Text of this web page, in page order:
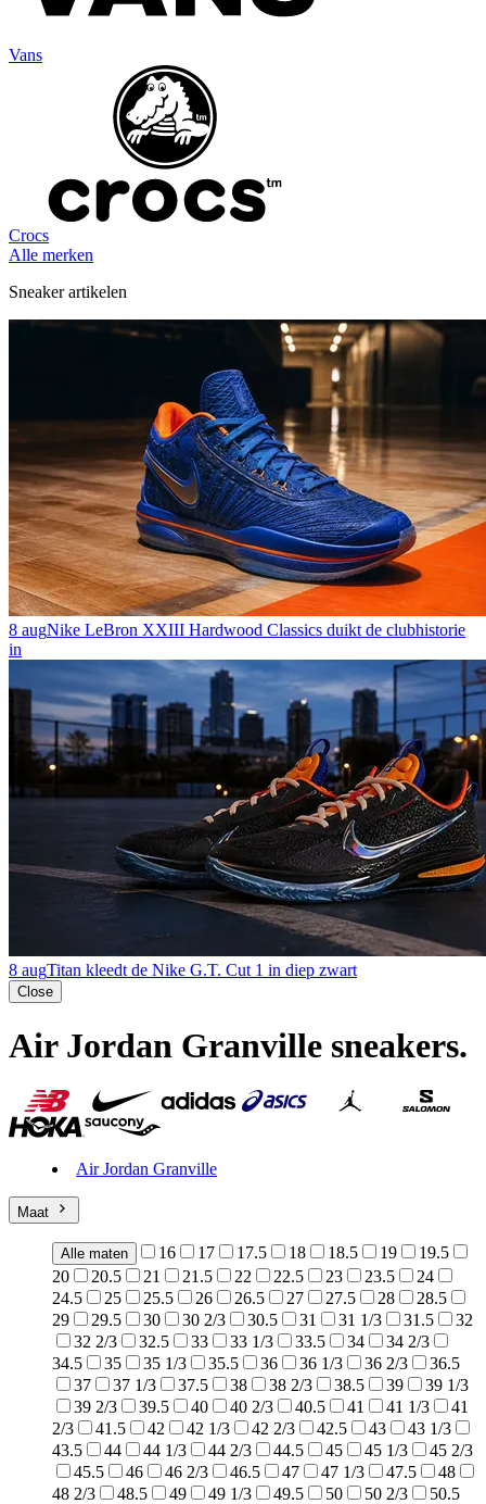
Vans
Crocs
Alle merken
Sneaker artikelen
8 augNike LeBron XXIII Hardwood Classics duikt de clubhistorie
in
8 augTitan kleedt de Nike G.T. Cut 1 in diep zwart
Close
Air Jordan Granville sneakers.
Air Jordan Granville
Maat
Alle maten 16 17 17.5 18 18.5 19
19.5
20
20.5 21 21.5 22 22.5 23 23.5
24
24.5
25 25.5 26 26.5 27 27.5 28
28.5
29
29.5 30 30 2/3 30.5 31 31 1/3 31.5
32
32 2/3
32.5 33 33 1/3 33.5 34
34 2/3
34.5
35 35 1/3 35.5 36 36 1/3 36 2/3
36.5
37
37 1/3 37.5 38 38 2/3 38.5 39
39 1/3
39 2/3
39.5 40 40 2/3 40.5 41 41 1/3
41
2/3
41.5 42 42 1/3 42 2/3 42.5 43
43 1/3
43.5
44 44 1/3 44 2/3 44.5 45 45 1/3
45 2/3
45.5
46 46 2/3 46.5 47 47 1/3 47.5
48
48 2/3
48.5 49 49 1/3 49.5 50 50 2/3
50.5